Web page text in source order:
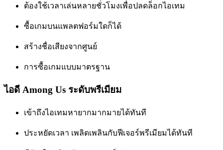
ต้องใช้เวลาเล่นหลายชั่วโมงเพื่อปลดล็อกไอเทม
ซื้อเกมบนแพลตฟอร์มใดก็ได้
สร้างชื่อเสียงจากศูนย์
การซื้อเกมแบบมาตรฐาน
ไอดี Among Us ระดับพรีเมียม
เข้าถึงไอเทมหายากมากมายได้ทันที
ประหยัดเวลา เพลิดเพลินกับฟีเจอร์พรีเมียมได้ทันที